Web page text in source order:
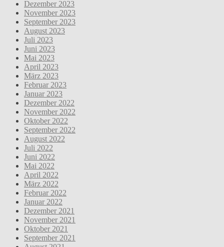
Dezember 2023
November 2023
September 2023
August 2023
Juli 2023
Juni 2023
Mai 2023
April 2023
März 2023
Februar 2023
Januar 2023
Dezember 2022
November 2022
Oktober 2022
September 2022
August 2022
Juli 2022
Juni 2022
Mai 2022
April 2022
März 2022
Februar 2022
Januar 2022
Dezember 2021
November 2021
Oktober 2021
September 2021